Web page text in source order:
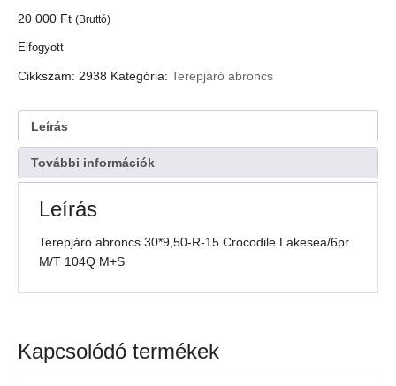
20 000 Ft (Bruttó)
Elfogyott
Cikkszám: 2938 Kategória: Terepjáró abroncs
Leírás
További információk
Leírás
Terepjáró abroncs 30*9,50-R-15 Crocodile Lakesea/6pr
M/T 104Q M+S
Kapcsolódó termékek